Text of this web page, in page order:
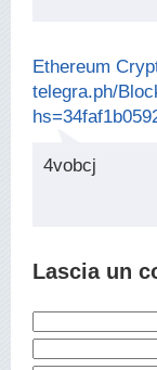
Ethereum
telegra.ph/
4vobcj
Lascia un